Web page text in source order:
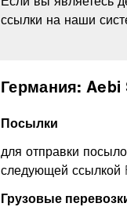
ссылки на наши
Германия: Aebi
Посылки
для отправки
следующей ссылкой
Грузовые